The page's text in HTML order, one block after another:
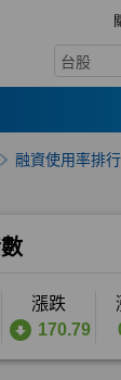
台股
融資使用率排行